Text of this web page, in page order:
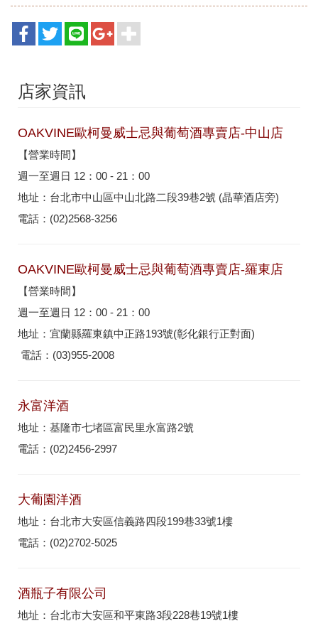
店家資訊
OAKVINE歐柯曼威士忌與葡萄酒專賣店-中山店
【營業時間】
週一至週日 12：00 - 21：00
地址：台北市中山區中山北路二段39巷2號 (晶華酒店旁)
電話：(02)2568-3256
OAKVINE歐柯曼威士忌與葡萄酒專賣店-羅東店
【營業時間】
週一至週日 12：00 - 21：00
地址：宜蘭縣羅東鎮中正路193號(彰化銀行正對面)
電話：(03)955-2008
永富洋酒
地址：基隆市七堵區富民里永富路2號
電話：(02)2456-2997
大葡園洋酒
地址：台北市大安區信義路四段199巷33號1樓
電話：(02)2702-5025
酒瓶子有限公司
地址：台北市大安區和平東路3段228巷19號1樓